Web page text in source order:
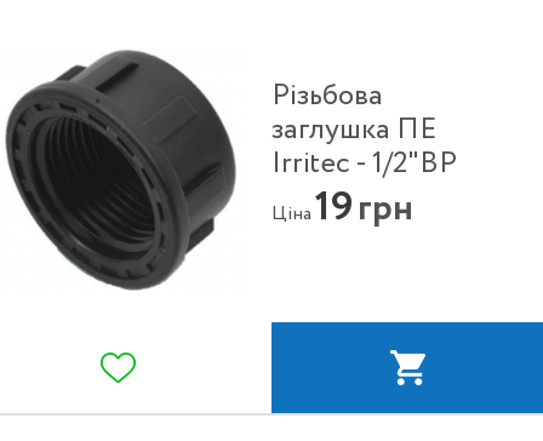
Різьбова
заглушка ПЕ
Irritec - 1/2"ВР
Ціна19грн